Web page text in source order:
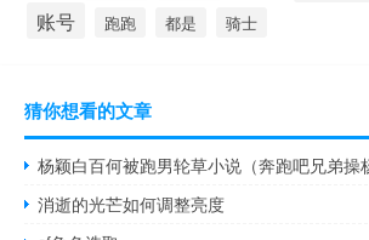
账号 跑跑 都是 骑士
猜你想看的文章
杨颖白百何被跑男轮草小说（奔跑吧兄弟操
消逝的光芒如何调整亮度